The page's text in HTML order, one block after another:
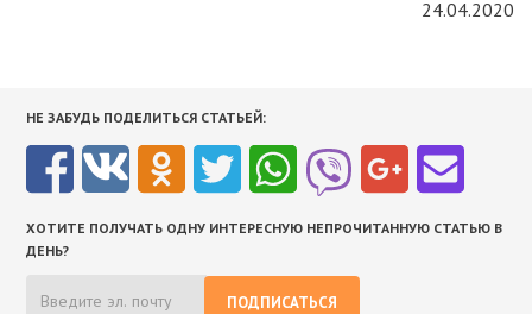
24.04.2020
НЕ ЗАБУДЬ ПОДЕЛИТЬСЯ СТАТЬЕЙ:
ХОТИТЕ ПОЛУЧАТЬ ОДНУ ИНТЕРЕСНУЮ НЕПРОЧИТАННУЮ СТАТЬЮ В
ДЕНЬ?
ПОДПИСАТЬСЯ